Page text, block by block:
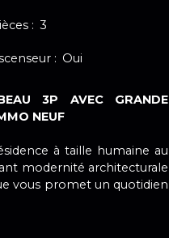
: 3
: Oui
3P AVEC GRANDE
NEUF
à taille humaine au
modernité architecturale
vous promet un quotidien